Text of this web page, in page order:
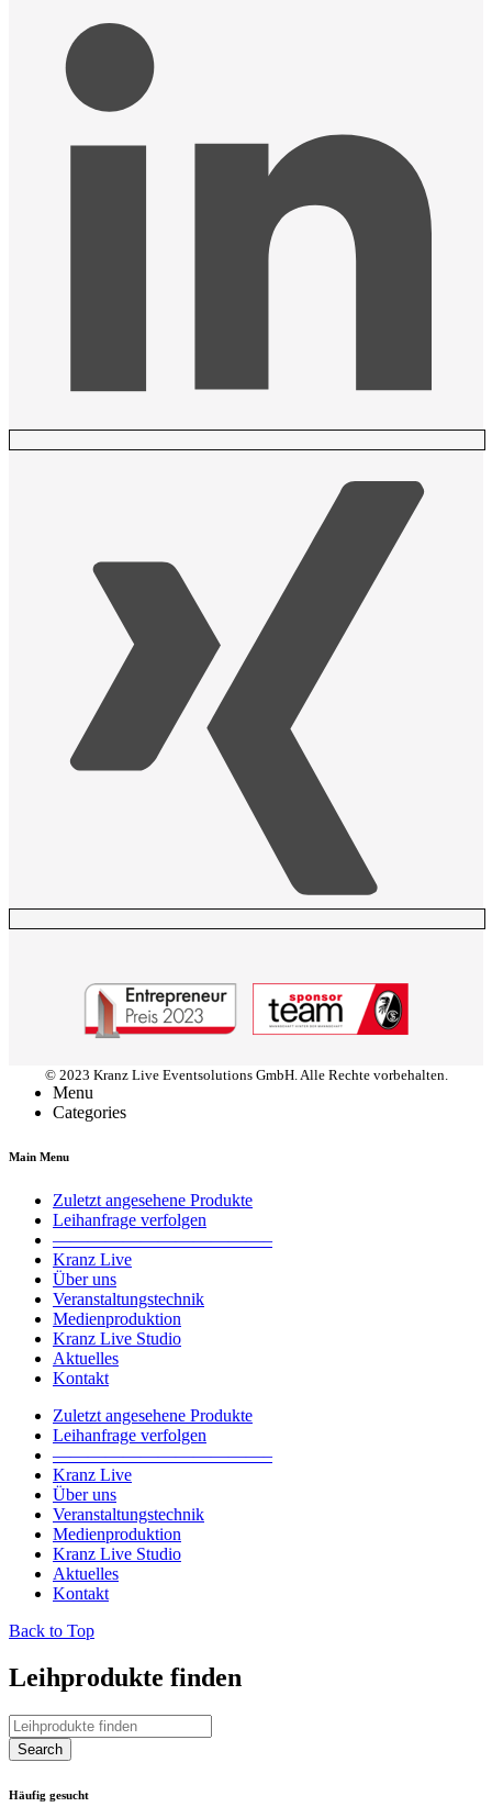
© 2023 Kranz Live Eventsolutions GmbH. Alle Rechte vorbehalten.
Menu
Categories
Main Menu
Zuletzt angesehene Produkte
Leihanfrage verfolgen
————————————–
Kranz Live
Über uns
Veranstaltungstechnik
Medienproduktion
Kranz Live Studio
Aktuelles
Kontakt
Zuletzt angesehene Produkte
Leihanfrage verfolgen
————————————–
Kranz Live
Über uns
Veranstaltungstechnik
Medienproduktion
Kranz Live Studio
Aktuelles
Kontakt
Back to Top
Leihprodukte finden
Häufig gesucht